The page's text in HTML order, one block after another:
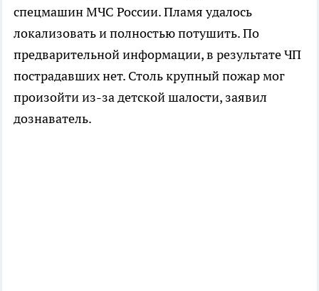
спецмашин МЧС России. Пламя удалось
локализовать и полностью потушить. По
предварительной информации, в результате ЧП
пострадавших нет. Столь крупный пожар мог
произойти из-за детской шалости, заявил
дознаватель.